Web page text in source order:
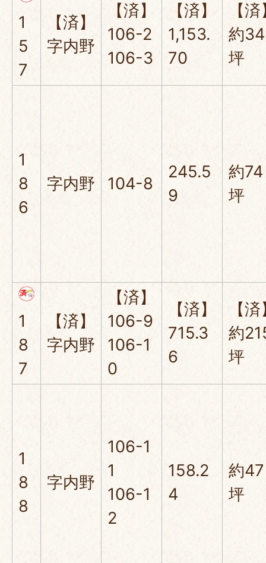
1
5
7
【済】
字内野
【済】
106-2
106-3
【済】
1,153.
70
【
約
坪
1
8
6
字内野 104-8
245.5
9
約74
坪
1
8
7
【済】
字内野
【済】
106-9
106-1
0
【済】
715.3
6
【
約
坪
1
8
8
字内野
106-1
1
106-1
2
158.2
4
約47
坪